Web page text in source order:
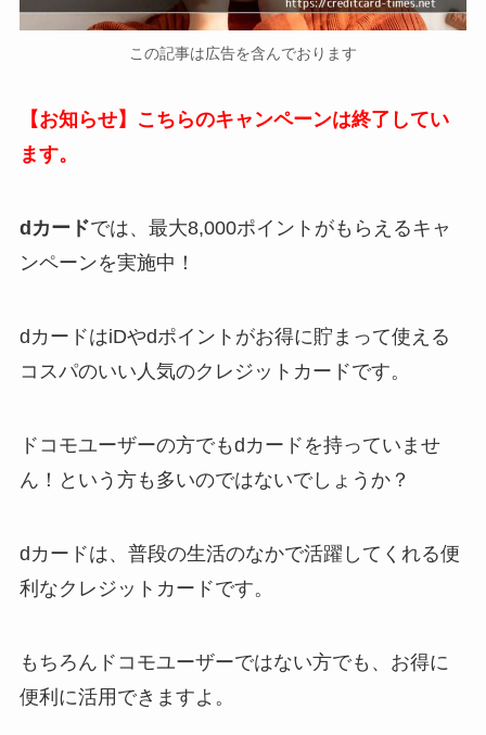
この記事は広告を含んでおります
【お知らせ】こちらのキャンペーンは終了してい
ます。
dカードでは、最大8,000ポイントがもらえるキャ
ンペーンを実施中！
dカードはiDやdポイントがお得に貯まって使える
コスパのいい人気のクレジットカードです。
ドコモユーザーの方でもdカードを持っていませ
ん！という方も多いのではないでしょうか？
dカードは、普段の生活のなかで活躍してくれる便
利なクレジットカードです。
もちろんドコモユーザーではない方でも、お得に
便利に活用できますよ。